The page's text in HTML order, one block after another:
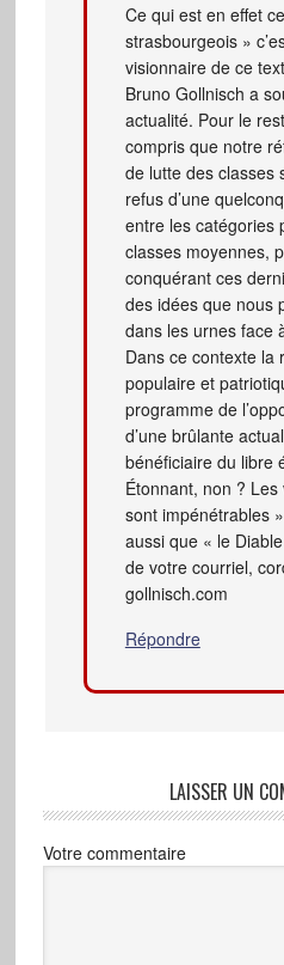
Ce qui est en effet
strasbourgeois »
visionnaire de ce
Bruno Gollnisch a
actualité. Pour le
compris que notre
de lutte des classes
refus d’une
entre les catégories
classes moyennes,
conquérant ces
des idées que nous
dans les urnes face
Dans ce contexte la
populaire et
programme de
d’une brûlante
bénéficiaire du libre
Étonnant, non ?
sont impénétrables
aussi que « le
de votre courriel,
gollnisch.com
Répondre
LAISSER UN
Votre commentaire